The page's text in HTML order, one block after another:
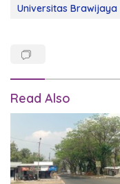
Universitas Brawijaya
Read Also